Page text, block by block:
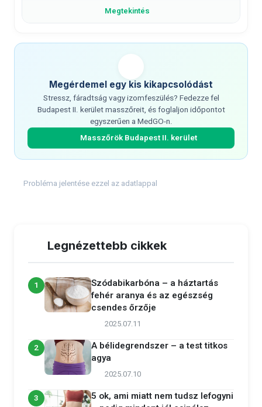
Megtekintés
Megérdemel egy kis kikapcsolódást
Stressz, fáradtság vagy izomfeszülés? Fedezze fel
Budapest II. kerület masszőreit, és foglaljon időpontot
egyszerűen a MedGO-n.
Masszőrök Budapest II. kerület
Probléma jelentése ezzel az adatlappal
Legnézettebb cikkek
1
Szódabikarbóna – a háztartás
fehér aranya és az egészség
csendes őrzője
2025.07.11
2
A bélidegrendszer – a test titkos
agya
2025.07.10
3
5 ok, ami miatt nem tudsz lefogyni